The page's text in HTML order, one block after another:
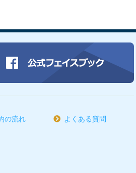
の流れ よくある質問